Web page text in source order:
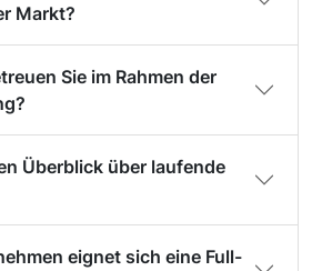
Markt?
Sie im Rahmen der
Überblick über laufende
eignet sich eine Full-